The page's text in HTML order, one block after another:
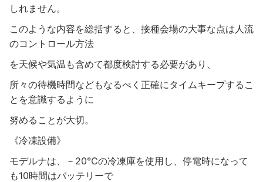
しれません。
このような内容を総括すると、接種会場の大事な点は人流
のコントロール方法
を天候や気温も含めて都度検討する必要があり、
所々の待機時間などもなるべく正確にタイムキープするこ
とを意識するように
努めることが大切。
《冷凍設備》
モデルナは、－20℃の冷凍庫を使用し、停電時になって
も10時間はバッテリーで